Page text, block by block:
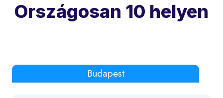
Országosan 10 helyen
Budapest